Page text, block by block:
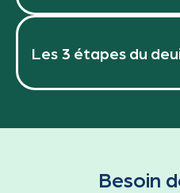
Les 3 étapes du
Besoin